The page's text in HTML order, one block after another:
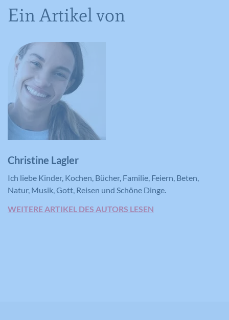
Ein Artikel von
Christine Lagler
Ich liebe Kinder, Kochen, Bücher, Familie, Feiern, Beten,
Natur, Musik, Gott, Reisen und Schöne Dinge.
WEITERE ARTIKEL DES AUTORS LESEN
melden, mit dem Zweck der Messung
der Wirksamkeit einer Werbung und
für den Benutzer.
Name CONSENT
Anbieter YouTube
Laufzeit 16 Jahre
Zweck
Registriert anonyme statistische Daten